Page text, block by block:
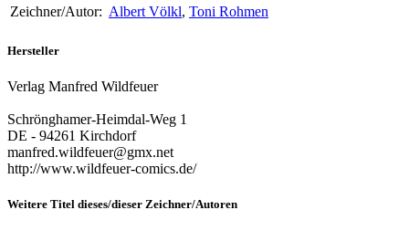
Zeichner/Autor: Albert Völkl, Toni Rohmen
Hersteller
Verlag Manfred Wildfeuer
Schrönghamer-Heimdal-Weg 1
DE - 94261 Kirchdorf
manfred.wildfeuer@gmx.net
http://www.wildfeuer-comics.de/
Weitere Titel dieses/dieser Zeichner/Autoren